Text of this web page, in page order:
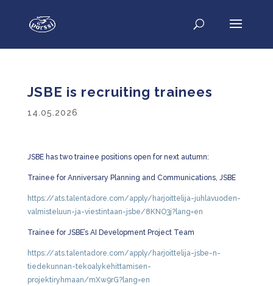
JSBE is recruiting trainees
14.05.2026
JSBE has two trainee positions open for next autumn:
Trainee for Anniversary Planning and Communications, JSBE
https://ats.talentadore.com/apply/harjoittelija-juhlavuoden-
valmisteluun-ja-viestintaan-jsbe/8KNO3j?lang=en
Trainee for JSBE’s AI Development Project Team
https://ats.talentadore.com/apply/harjoittelija-jsbe-n-
tiedekunnan-tekoalykehittamisen-
projektiryhmaan/mXw9rG?lang=en